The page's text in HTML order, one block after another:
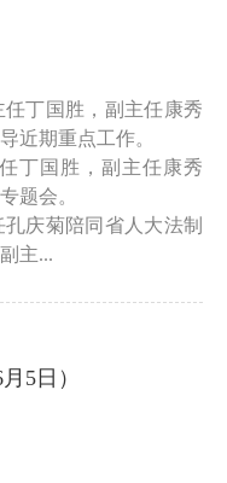
丁国胜，副主任康秀
近期重点工作。
国胜，副主任康秀
题会。
庆菊陪同省人大法制
主...
5日）